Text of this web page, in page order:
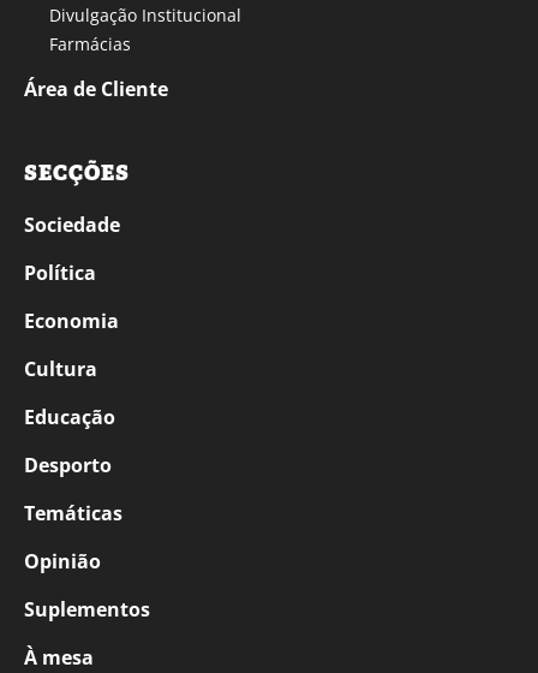
Divulgação Institucional
Farmácias
Área de Cliente
SECÇÕES
Sociedade
Política
Economia
Cultura
Educação
Desporto
Temáticas
Opinião
Suplementos
À mesa